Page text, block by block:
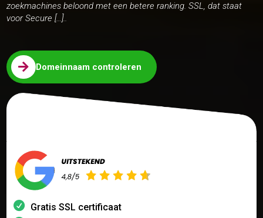
zoekmachines beloond met een betere ranking. SSL, dat staat
voor Secure […]..
 Domeinnaam controleren
Gratis SSL certificaat